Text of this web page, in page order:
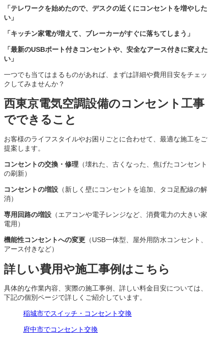
「テレワークを始めたので、デスクの近くにコンセントを増やした
い」
「キッチン家電が増えて、ブレーカーがすぐに落ちてしまう」
「最新のUSBポート付きコンセントや、安全なアース付きに変えた
い」
一つでも当てはまるものがあれば、まずは詳細や費用目安をチェッ
クしてみませんか？
西東京電気空調設備のコンセント工事
でできること
お客様のライフスタイルやお困りごとに合わせて、最適な施工をご
提案します。
コンセントの交換・修理 （壊れた、古くなった、焦げたコンセント
の刷新）
コンセントの増設 （新しく壁にコンセントを追加、タコ足配線の解
消）
専用回路の増設 （エアコンや電子レンジなど、消費電力の大きい家
電用）
機能性コンセントへの変更 （USB一体型、屋外用防水コンセント、
アース付きなど）
詳しい費用や施工事例はこちら
具体的な作業内容、実際の施工事例、詳しい料金目安については、
下記の個別ページで詳しくご紹介しています。
稲城市でスイッチ・コンセント交換
府中市でコンセント交換